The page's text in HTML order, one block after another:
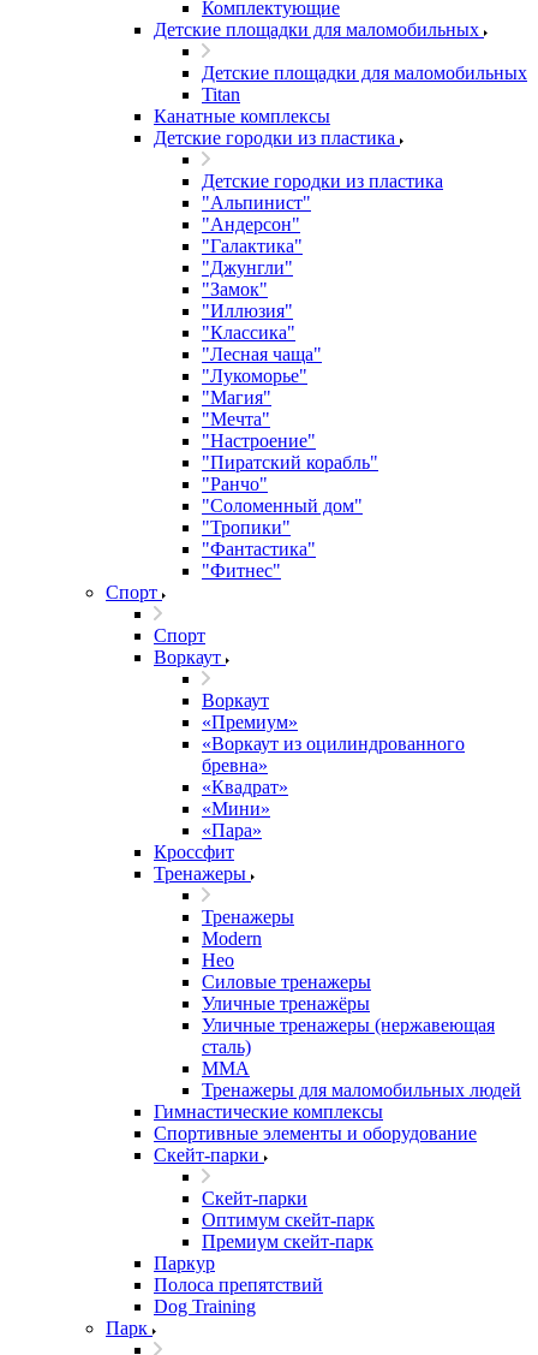
Комплектующие
Детские площадки для маломобильных
Детские площадки для маломобильных
Titan
Канатные комплексы
Детские городки из пластика
Детские городки из пластика
"Альпинист"
"Андерсон"
"Галактика"
"Джунгли"
"Замок"
"Иллюзия"
"Классика"
"Лесная чаща"
"Лукоморье"
"Магия"
"Мечта"
"Настроение"
"Пиратский корабль"
"Ранчо"
"Соломенный дом"
"Тропики"
"Фантастика"
"Фитнес"
Спорт
Спорт
Воркаут
Воркаут
«Премиум»
«Воркаут из оцилиндрованного
бревна»
«Квадрат»
«Мини»
«Пара»
Кроссфит
Тренажеры
Тренажеры
Modern
Нео
Силовые тренажеры
Уличные тренажёры
Уличные тренажеры (нержавеющая
сталь)
ММА
Тренажеры для маломобильных людей
Гимнастические комплексы
Спортивные элементы и оборудование
Скейт-парки
Скейт-парки
Оптимум скейт-парк
Премиум скейт-парк
Паркур
Полоса препятствий
Dog Training
Парк